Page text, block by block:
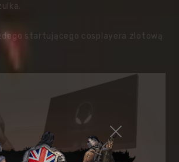
startującego cosplayera zlotową